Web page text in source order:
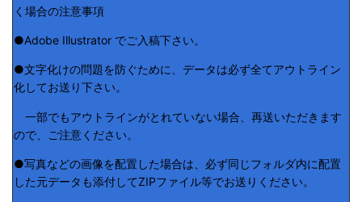
く場合の注意事項
●Adobe Illustrator でご入稿下さい。
●文字化けの問題を防ぐために、データは必ず全てアウトライン
化してお送り下さい。
一部でもアウトラインがとれていない場合、再送いただきます
ので、ご注意ください。
●写真などの画像を配置した場合は、必ず同じフォルダ内に配置
した元データも添付してZIPファイル等でお送りください。